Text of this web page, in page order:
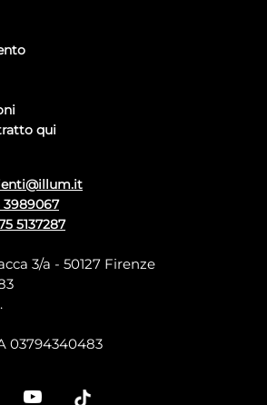
qui
3989067
5137287
3/a - 50127 Firenze
03794340483